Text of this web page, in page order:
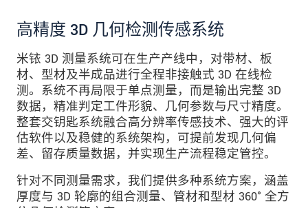
高精度 3D 几何检测传感系统
米铱 3D 测量系统可在生产产线中，对带材、板
材、型材及半成品进行全程非接触式 3D 在线检
测。系统不再局限于单点测量，而是输出完整 3D
数据，精准判定工件形貌、几何参数与尺寸精度。
整套交钥匙系统融合高分辨率传感技术、强大的评
估软件以及稳健的系统架构，可提前发现几何偏
差、留存质量数据，并实现生产流程稳定管控。
针对不同测量需求，我们提供多种系统方案，涵盖
厚度与 3D 轮廓的组合测量、管材和型材 360° 全方